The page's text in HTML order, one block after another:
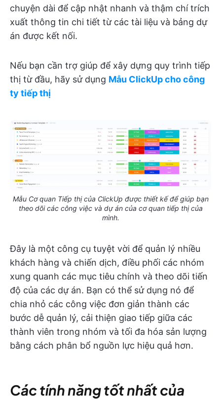
chuyện dài để cập nhật nhanh và thậm chí trích
xuất thông tin chi tiết từ các tài liệu và bảng dự
án được kết nối.
Nếu bạn cần trợ giúp để xây dựng quy trình tiếp
thị từ đầu, hãy sử dụng Mẫu ClickUp cho công
ty tiếp thị
Mẫu Cơ quan Tiếp thị của ClickUp được thiết kế để giúp bạn
theo dõi các công việc và dự án của cơ quan tiếp thị của
mình.
Đây là một công cụ tuyệt vời để quản lý nhiều
khách hàng và chiến dịch, điều phối các nhóm
xung quanh các mục tiêu chính và theo dõi tiến
độ của các dự án. Bạn có thể sử dụng nó để
chia nhỏ các công việc đơn giản thành các
bước dễ quản lý, cải thiện giao tiếp giữa các
thành viên trong nhóm và tối đa hóa sản lượng
bằng cách phân bổ nguồn lực hiệu quả hơn.
Các tính năng tốt nhất của